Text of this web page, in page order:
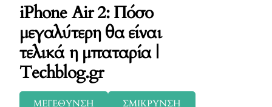
iPhone Air 2: Πόσο
μεγαλύτερη θα είναι
τελικά η μπαταρία |
Techblog.gr
ΜΕΓΕΘΥΝΣΗ
ΣΜΙΚΡΥΝΣΗ